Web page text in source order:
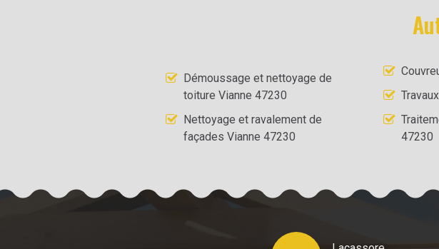
Démoussage et nettoyage de
toiture Vianne 47230
Nettoyage et ravalement de
façades Vianne 47230
47230